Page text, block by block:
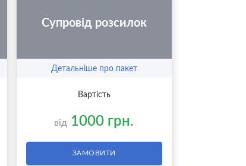
Супровід розсилок
Детальніше про пакет
Вартість
від 1000 грн.
ЗАМОВИТИ